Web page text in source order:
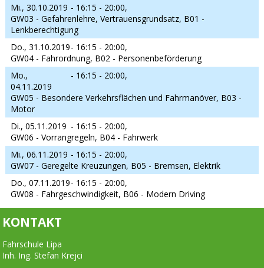
Mi., 30.10.2019 - 16:15 - 20:00,
GW03 - Gefahrenlehre, Vertrauensgrundsatz, B01 -
Lenkberechtigung
Do., 31.10.2019- 16:15 - 20:00,
GW04 - Fahrordnung, B02 - Personenbeförderung
Mo.,
04.11.2019
- 16:15 - 20:00,
GW05 - Besondere Verkehrsflächen und Fahrmanöver, B03 -
Motor
Di., 05.11.2019 - 16:15 - 20:00,
GW06 - Vorrangregeln, B04 - Fahrwerk
Mi., 06.11.2019 - 16:15 - 20:00,
GW07 - Geregelte Kreuzungen, B05 - Bremsen, Elektrik
Do., 07.11.2019- 16:15 - 20:00,
GW08 - Fahrgeschwindigkeit, B06 - Modern Driving
KONTAKT
Fahrschule Lipa
Inh. Ing. Stefan Krejci